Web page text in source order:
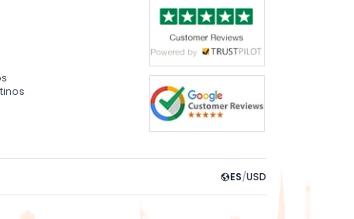
ES/USD